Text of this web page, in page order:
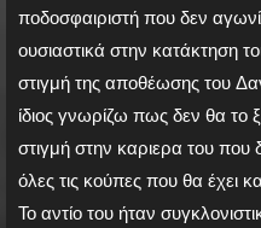
ποδοσφαιριστή που δεν
ουσιαστικά στην κατάκτηση
στιγμή της αποθέωσης του
ίδιος γνωρίζω πως δεν θα το
στιγμή στην καριερα του που
όλες τις κούπες που θα έχει
Το αντίο του ήταν